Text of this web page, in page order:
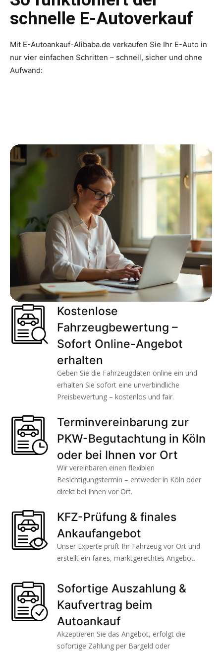
schnelle E-Autoverkauf
Mit E-Autoankauf-Alibaba.de verkaufen Sie Ihr E-Auto in
nur vier einfachen Schritten – schnell, sicher und ohne
Aufwand:
Kostenlose
Fahrzeugbewertung –
Sofort Online-Angebot
erhalten
Geben Sie die Fahrzeugdaten online ein und
erhalten Sie sofort eine unverbindliche
Preisbewertung – kostenlos und fair.
Terminvereinbarung zur
PKW-Begutachtung in Köln
oder bei Ihnen vor Ort
Wir vereinbaren einen flexiblen
Besichtigungstermin – entweder in Köln oder
direkt bei Ihnen vor Ort.
KFZ-Prüfung & finales
Ankaufangebot
Unser Experte prüft Ihr Fahrzeug vor Ort und
erstellt ein faires, marktgerechtes Angebot.
Sofortige Auszahlung &
Kaufvertrag beim
Autoankauf
Akzeptieren Sie das Angebot, erfolgt die
sofortige Zahlung per Bargeld oder